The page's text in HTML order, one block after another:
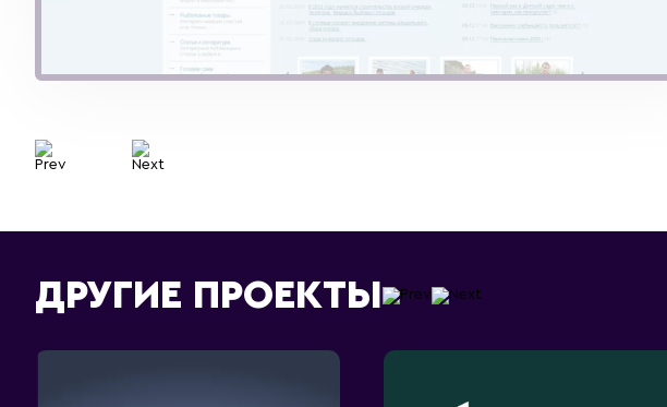
ДРУГИЕ ПРОЕКТЫ